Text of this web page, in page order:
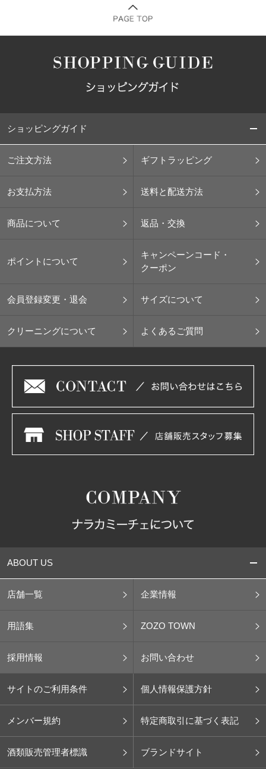
ショッピングガイド
ご注文方法 ギフトラッピング
お支払方法 送料と配送方法
商品について 返品・交換
ポイントについて
キャンペーンコード・
クーポン
会員登録変更・退会 サイズについて
クリーニングについて よくあるご質問
ABOUT US
店舗一覧 企業情報
用語集 ZOZO TOWN
採用情報 お問い合わせ
サイトのご利用条件 個人情報保護方針
メンバー規約 特定商取引に基づく表記
酒類販売管理者標識 ブランドサイト